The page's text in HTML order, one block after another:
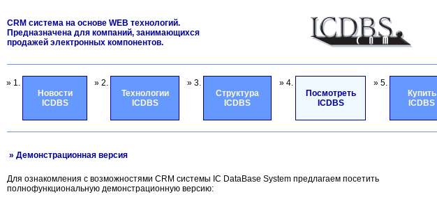
CRM система на основе WEB технологий.
Предназначена для компаний, занимающихся
продажей электронных компонентов.
» 1.
Новости
ICDBS
» 2.
Технологии
ICDBS
» 3.
Структура
ICDBS
» 4.
Посмотреть
ICDBS
» 5.
Купить
ICDBS
» Демонстрационная версия
Для ознакомления с возможностями CRM системы IC DataBase System предлагаем посетить
полнофункциональную демонстрационную версию: